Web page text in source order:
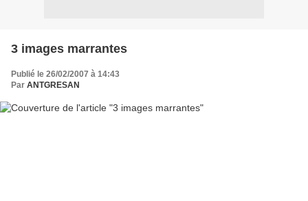
3 images marrantes
Publié le 26/02/2007 à 14:43
Par ANTGRESAN